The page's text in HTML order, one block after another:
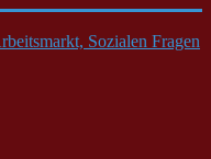
Sozialen Fragen